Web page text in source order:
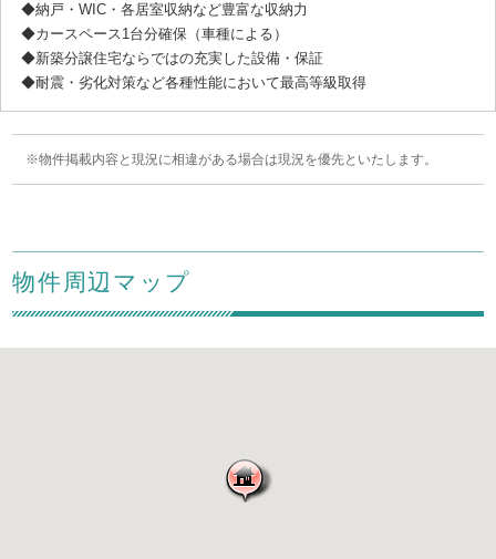
◆納戸・WIC・各居室収納など豊富な収納力
◆カースペース1台分確保（車種による）
◆新築分譲住宅ならではの充実した設備・保証
◆耐震・劣化対策など各種性能において最高等級取得
物件掲載内容と現況に相違がある場合は現況を優先といたします。
物件周辺マップ